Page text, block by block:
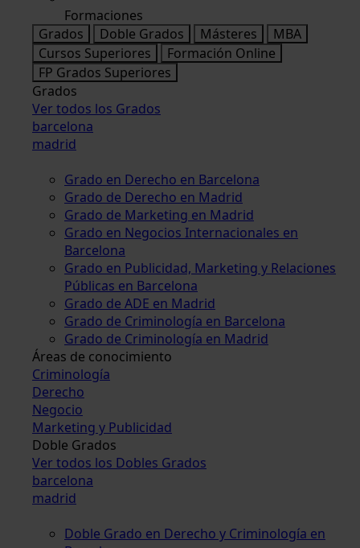
Formaciones
Grados
Doble Grados Másteres
MBA
Cursos Superiores
Formación Online
FP Grados Superiores
Grados
Ver todos los Grados
barcelona
madrid
Grado en Derecho en Barcelona
Grado de Derecho en Madrid
Grado de Marketing en Madrid
Grado en Negocios Internacionales en
Barcelona
Grado en Publicidad, Marketing y Relaciones
Públicas en Barcelona
Grado de ADE en Madrid
Grado de Criminología en Barcelona
Grado de Criminología en Madrid
Áreas de conocimiento
Criminología
Derecho
Negocio
Marketing y Publicidad
Doble Grados
Ver todos los Dobles Grados
barcelona
madrid
Doble Grado en Derecho y Criminología en